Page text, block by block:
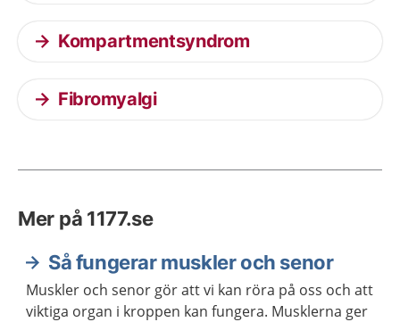
Kompartmentsyndrom
Fibromyalgi
Mer på 1177.se
Så fungerar muskler och senor
Muskler och senor gör att vi kan röra på oss och att
viktiga organ i kroppen kan fungera. Musklerna ger